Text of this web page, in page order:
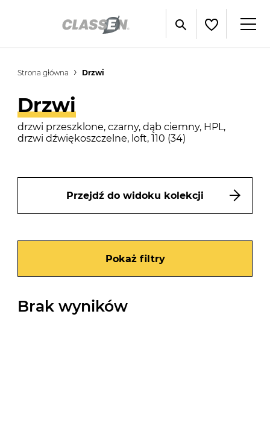
Strona główna Drzwi
Drzwi
drzwi przeszklone, czarny, dąb ciemny, HPL,
drzwi dźwiękoszczelne, loft, 110 (34)
Przejdź do widoku kolekcji
Pokaż filtry
Brak wyników